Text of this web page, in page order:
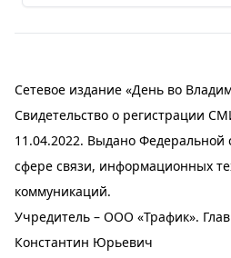
Сетевое издание «День во
Свидетельство о регистрации
11.04.2022. Выдано Федеральной
сфере связи, информационных
коммуникаций.
Учредитель – ООО «Трафик».
Константин Юрьевич